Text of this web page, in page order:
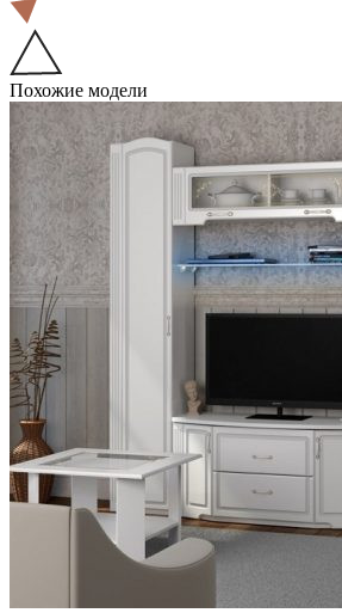
Похожие модели